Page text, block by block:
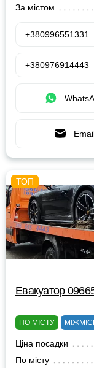
За містом
+380996551331
+380976914443
Евакуатор
ПО МІСТУ
Ціна посадки
По місту